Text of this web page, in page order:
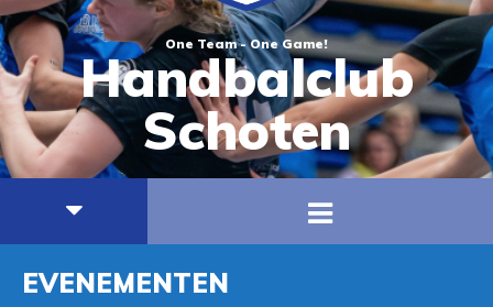
One Team - One Game!
Handbalclub
Schoten
EVENEMENTEN